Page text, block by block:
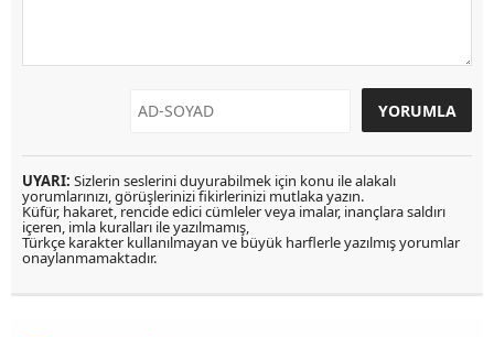
UYARI: Sizlerin seslerini duyurabilmek için konu ile alakalı
yorumlarınızı, görüşlerinizi fikirlerinizi mutlaka yazın.
Küfür, hakaret, rencide edici cümleler veya imalar, inançlara saldırı
içeren, imla kuralları ile yazılmamış,
Türkçe karakter kullanılmayan ve büyük harflerle yazılmış yorumlar
onaylanmamaktadır.